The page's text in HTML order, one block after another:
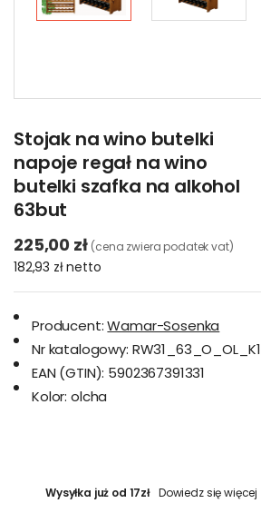
Stojak na wino butelki
napoje regał na wino
butelki szafka na alkohol
63but
225,00 zł (cena zwiera podatek vat)
182,93 złnetto
Producent: Wamar-Sosenka
Nr katalogowy: RW31_63_O_OL_K1
EAN (GTIN): 5902367391331
Kolor: olcha
Wysyłka już od 17zł Dowiedz się więcej